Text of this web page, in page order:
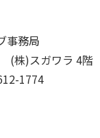
事務局
(株)スガワラ 4階
1774